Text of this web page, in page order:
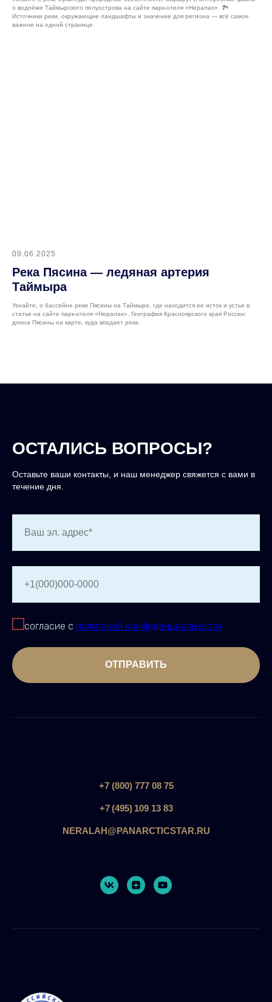
о водоёме Таймырского полуострова на сайте парк-отеля «Нералах». 🏞️
Источники реки, окружающие ландшафты и значение для региона — всё самое
важное на одной странице.
09.06.2025
Река Пясина — ледяная артерия
Таймыра
Узнайте, о бассейне реки Пясины на Таймыре, где находится ее исток и устье в
статье на сайте парк-отеля «Нералах». География Красноярского края России:
длина Пясины на карте, куда впадает река.
ОСТАЛИСЬ ВОПРОСЫ?
Оставьте ваши контакты, и наш менеджер свяжется с вами в
течение дня.
Ваш эл. адрес*
+1(000)000-0000
согласие с политикой конфиденциальности
ОТПРАВИТЬ
+7 (800) 777 08 75
+7 (495) 109 13 83
NERALAH@PANARCTICSTAR.RU